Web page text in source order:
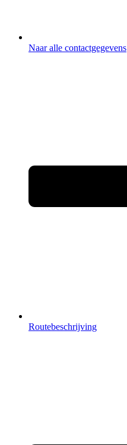
Naar alle contactgegevens
Routebeschrijving